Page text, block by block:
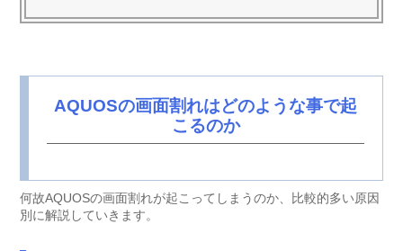
AQUOSの画面割れはどのような事で起
こるのか
何故AQUOSの画面割れが起こってしまうのか、比較的多い原因
別に解説していきます。